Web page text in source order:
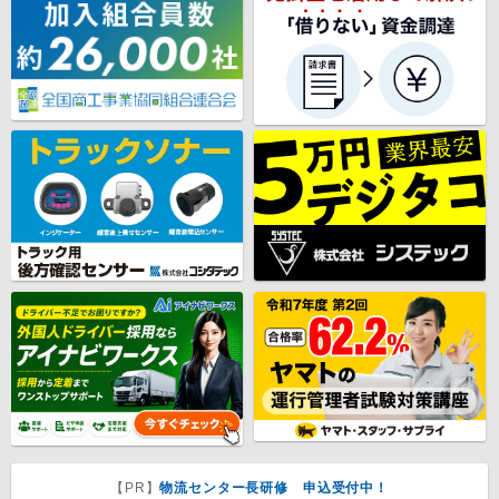
【PR】物流センター長研修 申込受付中！